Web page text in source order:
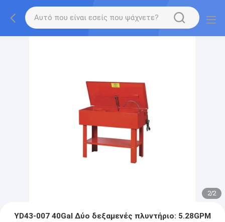
2/2
YD43-007 40Gal Δύο δεξαμενές πλυντήριο: 5.28GPM